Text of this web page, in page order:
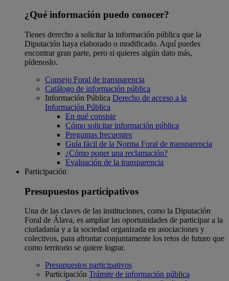
¿Qué información puedo conocer?
Tienes derecho a solicitar la información pública que la
Diputación haya elaborado o modificado. Aquí puedes
encontrar gran parte, pero si quieres algún dato más,
pídenoslo.
Consejo Foral de transparencia
Catálogo de información pública
Información Pública Derecho de acceso a la
Información Pública
En qué consiste
Cómo solicitar información pública
Preguntas frecuentes
Guía fácil de la Norma Foral de transparencia
¿Cómo poner una reclamación?
Evaluación de la transparencia
Participación
Presupuestos participativos
Una de las claves de las instituciones, como la Diputación
Foral de Álava, es ampliar las oportunidades de participar a la
ciudadanía y a la sociedad organizada en asociaciones y
colectivos, para afrontar conjuntamente los retos de futuro que
como territorio se quiere lograr.
Presupuestos participativos
Participación Trámite de información pública